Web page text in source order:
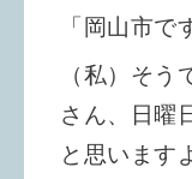
「岡山市で
（私）そ
さん、日曜
と思います